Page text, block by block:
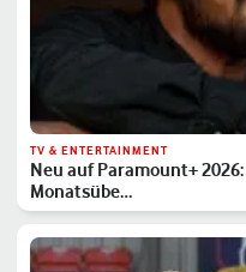
TV & ENTERTAINMENT
Neu auf Paramount+
Monatsübe…